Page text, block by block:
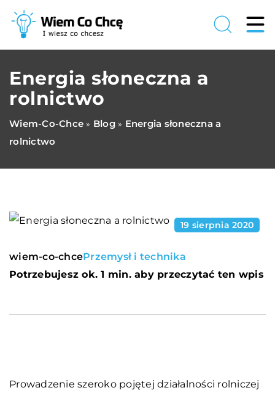
Energia słoneczna a
rolnictwo
Wiem-Co-Chce » Blog» Energia słoneczna a
rolnictwo
19 sierpnia 2020
wiem-co-chcePrzemysł i technika
Potrzebujesz ok. 1 min. aby przeczytać ten wpis
Prowadzenie szeroko pojętej działalności rolniczej